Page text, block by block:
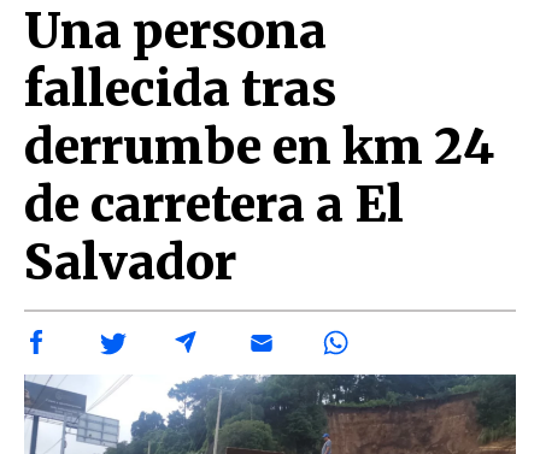
Una persona
fallecida tras
derrumbe en km 24
de carretera a El
Salvador